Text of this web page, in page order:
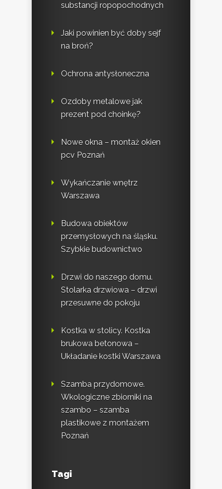
substancji ropopochodnych
Jaki powinien być doby sejf
na broń?
Ochrona antysłoneczna
Ozdoby metalowe jak
prezent pod choinkę?
Nowe okna – montaż okien
pcv Poznań
Wykańczanie wnętrz
Warszawa
Budowa obiektów
przemysłowych na śląsku.
Szybkie budownictwo
Drzwi do naszego domu.
Stolarka drzwiowa – drzwi
przesuwne do pokoju
Kostka w stolicy. Kostka
brukowa betonowa –
Układanie kostki Warszawa
Szamba przydomowe.
Wkologiczne zbiorniki na
szambo – szamba
plastikowe z montażem
Poznań
Tagi